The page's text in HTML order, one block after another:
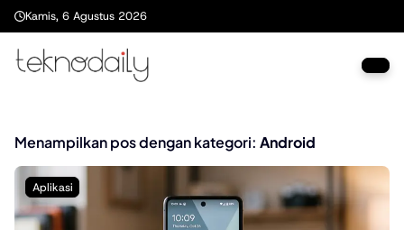
Kamis, 6 Agustus 2026
Menampilkan pos dengan kategori: Android
Aplikasi